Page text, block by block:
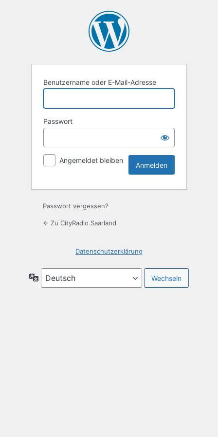
Benutzername oder E-Mail-Adresse
Passwort
Angemeldet bleiben
Passwort vergessen?
← Zu CityRadio Saarland
Datenschutzerklärung
Sprache